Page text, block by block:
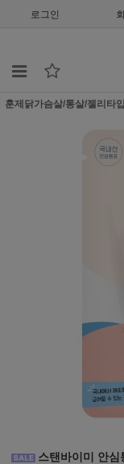
로그인
훈제닭가슴살/통살/젤리타입
스탠바이미 안심